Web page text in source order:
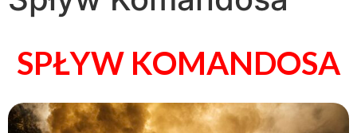
SPŁYW KOMANDOSA